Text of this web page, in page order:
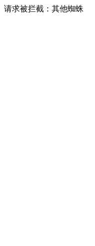
请求被拦截：其他蜘蛛